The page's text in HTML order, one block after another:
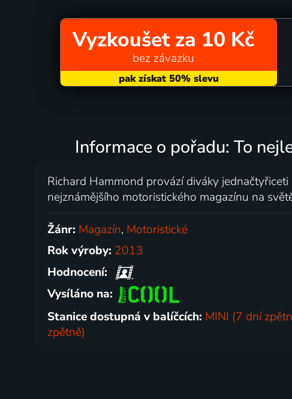
Vyzkoušet za 10 Kč
bez závazku
Informace o pořadu: To
Richard Hammond provází diváky
nejznámějšího motoristického magazínu na
Žánr: Magazín, Motoristické
Rok výroby: 2013
Hodnocení:
Vysíláno na:
Stanice dostupná v balíčcích: MINI (7 dní
zpětně)